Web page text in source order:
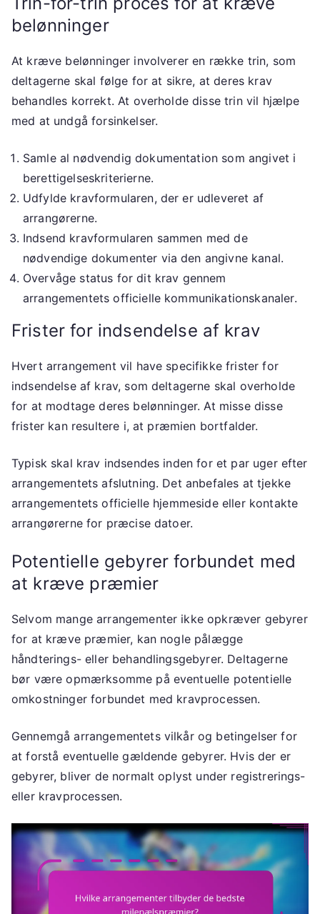
belønninger
At kræve belønninger involverer en række trin, som
deltagerne skal følge for at sikre, at deres krav
behandles korrekt. At overholde disse trin vil hjælpe
med at undgå forsinkelser.
Samle al nødvendig dokumentation som angivet i
berettigelseskriterierne.
Udfylde kravformularen, der er udleveret af
arrangørerne.
Indsend kravformularen sammen med de
nødvendige dokumenter via den angivne kanal.
Overvåge status for dit krav gennem
arrangementets officielle kommunikationskanaler.
Frister for indsendelse af krav
Hvert arrangement vil have specifikke frister for
indsendelse af krav, som deltagerne skal overholde
for at modtage deres belønninger. At misse disse
frister kan resultere i, at præmien bortfalder.
Typisk skal krav indsendes inden for et par uger efter
arrangementets afslutning. Det anbefales at tjekke
arrangementets officielle hjemmeside eller kontakte
arrangørerne for præcise datoer.
Potentielle gebyrer forbundet med
at kræve præmier
Selvom mange arrangementer ikke opkræver gebyrer
for at kræve præmier, kan nogle pålægge
håndterings- eller behandlingsgebyrer. Deltagerne
bør være opmærksomme på eventuelle potentielle
omkostninger forbundet med kravprocessen.
Gennemgå arrangementets vilkår og betingelser for
at forstå eventuelle gældende gebyrer. Hvis der er
gebyrer, bliver de normalt oplyst under registrerings-
eller kravprocessen.